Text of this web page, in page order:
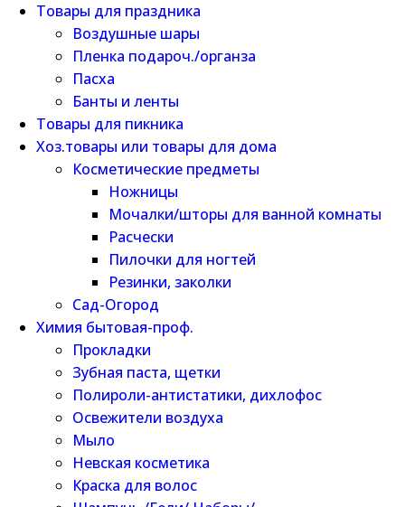
Товары для праздника
Воздушные шары
Пленка подароч./органза
Пасха
Банты и ленты
Товары для пикника
Хоз.товары или товары для дома
Косметические предметы
Ножницы
Мочалки/шторы для ванной комнаты
Расчески
Пилочки для ногтей
Резинки, заколки
Сад-Огород
Химия бытовая-проф.
Прокладки
Зубная паста, щетки
Полироли-антистатики, дихлофос
Освежители воздуха
Мыло
Невская косметика
Краска для волос